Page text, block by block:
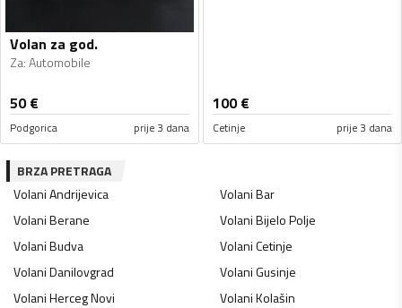
Volan za god.
Za:Automobile
50€
Podgorica prije 3 dana
100€
Cetinje prije 3 dana
BRZA PRETRAGA
VolaniAndrijevica VolaniBar
VolaniBerane VolaniBijelo Polje
VolaniBudva VolaniCetinje
VolaniDanilovgrad VolaniGusinje
VolaniHerceg Novi VolaniKolašin